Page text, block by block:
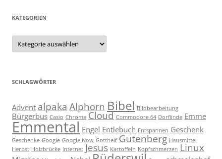
KATEGORIEN
Kategorien
SCHLAGWÖRTER
Advent alpaka Alphorn Bibel Bildbearbeitung
Bürgerbus Casio Chrome Cloud Commodore 64 Dorflinde Emme
Emmental Engel Entlebuch Entspannen Geschenk
Geschenke Google Google Now Gotthelf Gutenberg Hausmittel
Herbst Holzbrücke Internet Jesus Kartoffeln Kopfschmerzen Linux